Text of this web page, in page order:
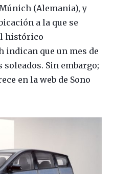
(Alemania), y
a la que se
histórico
indican que un mes de
Sin embargo;
en la web de Sono